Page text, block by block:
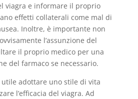
viagra e informare il proprio
effetti collaterali come mal di
Inoltre, è importante non
l’assunzione del
il proprio medico per una
del farmaco se necessario.
adottare uno stile di vita
l’efficacia del viagra. Ad